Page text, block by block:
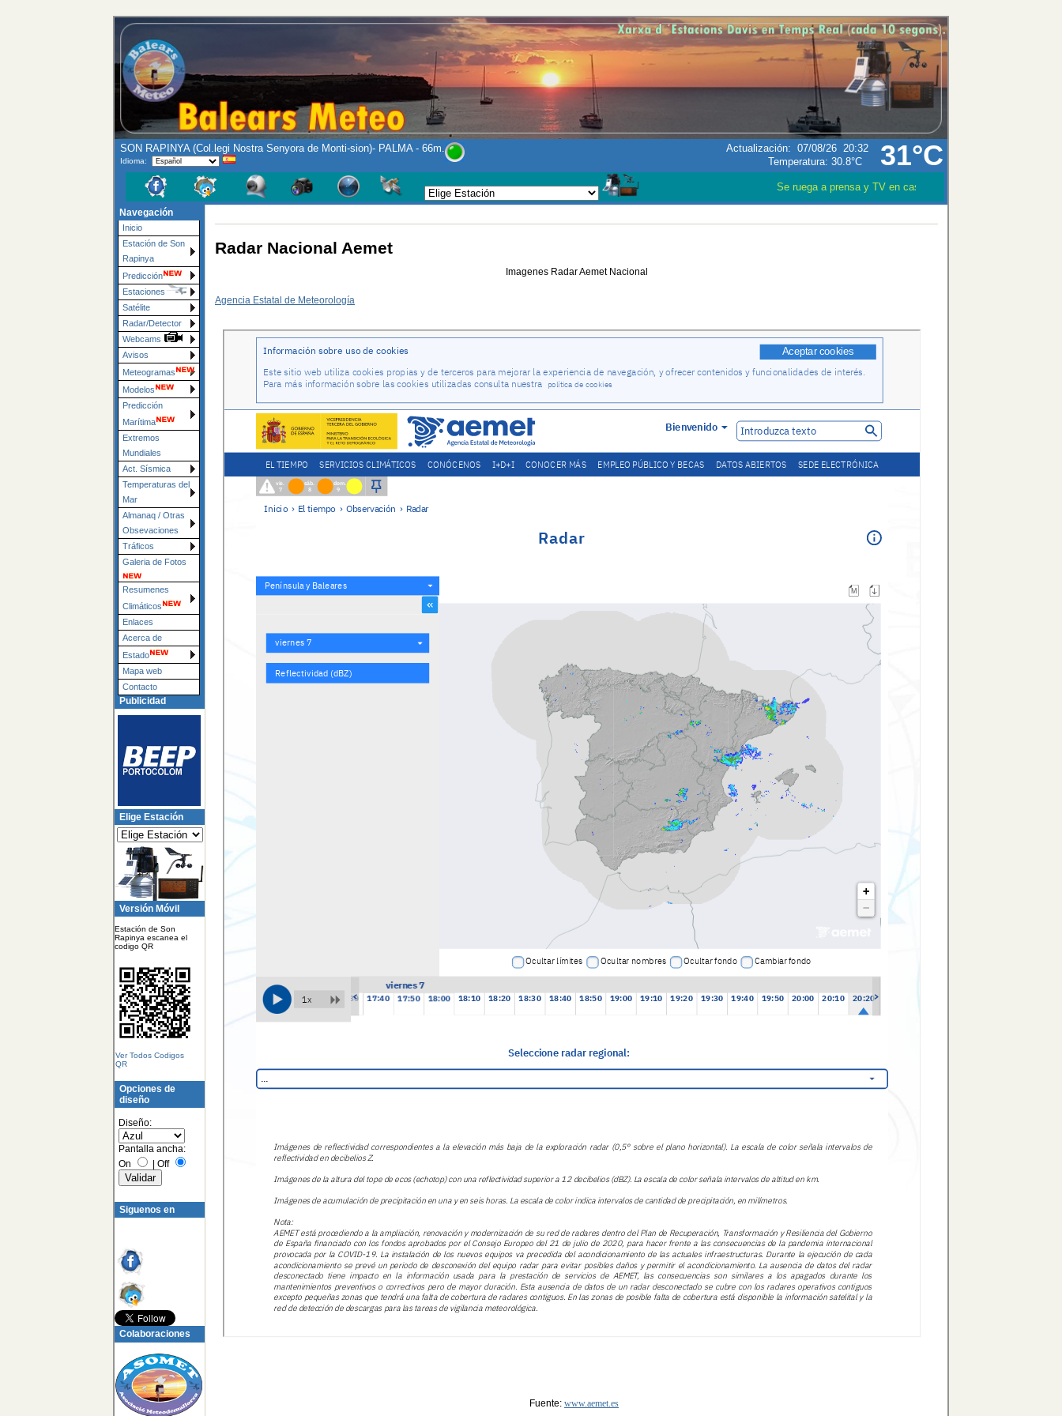
31°C
SON RAPINYA (Col.legi Nostra Senyora de Monti-sion)- PALMA - 66m.
Idioma:
Actualización: 07/08/26 20:32
Temperatura: 30.8°C
Se ruega a prensa y TV en caso que utilizen los datos
Navegación
Inicio
Estación de Son
Rapinya
Predicción
Estaciones
Satélite
Radar/Detector
Webcams
Avisos
Meteogramas
Modelos
Predicción
Marítima
Extremos
Mundiales
Act. Sísmica
Temperaturas del
Mar
Almanaq / Otras
Obsevaciones
Tráficos
Galeria de Fotos
Resumenes
Climáticos
Enlaces
Acerca de
Estado
Mapa web
Contacto
Publicidad
Elige Estación
Versión Móvil
Estación de Son
Rapinya escanea el
codigo QR
Ver Todos Codigos
QR
Opciones de
diseño
Diseño:
Pantalla ancha:
On
Off
Siguenos en
Colaboraciones
Radar Nacional Aemet
Imagenes Radar Aemet Nacional
Agencia Estatal de Meteorología
Fuente: www.aemet.es